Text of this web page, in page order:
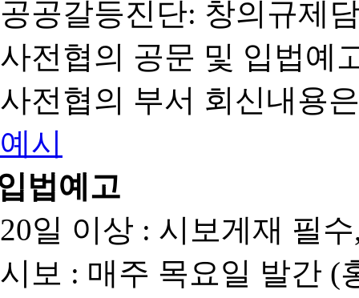
공공갈등진단: 창의규제
사전협의 공문 및 입법예
사전협의 부서 회신내용
예시
법예고
20일 이상 : 시보게재 필
시보 : 매주 목요일 발간 (